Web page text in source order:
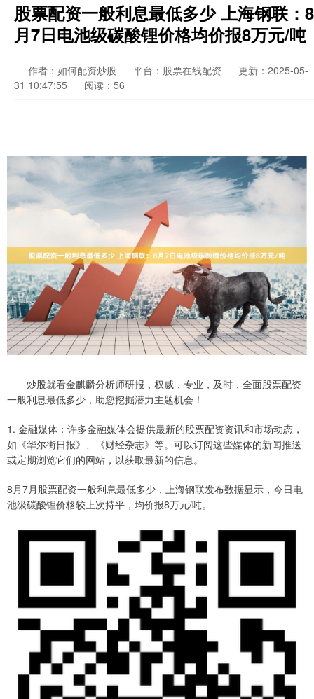
股票配资一般利息最低多少 上海钢联：8
月7日电池级碳酸锂价格均价报8万元/吨
作者：如何配资炒股 平台：股票在线配资
更新：2025-05-
31 10:47:55
阅读：56
炒股就看金麒麟分析师研报，权威，专业，及时，全面股票配资
一般利息最低多少，助您挖掘潜力主题机会！
1. 金融媒体：许多金融媒体会提供最新的股票配资资讯和市场动态，
如《华尔街日报》、《财经杂志》等。可以订阅这些媒体的新闻推送
或定期浏览它们的网站，以获取最新的信息。
8月7月股票配资一般利息最低多少，上海钢联发布数据显示，今日电
池级碳酸锂价格较上次持平，均价报8万元/吨。